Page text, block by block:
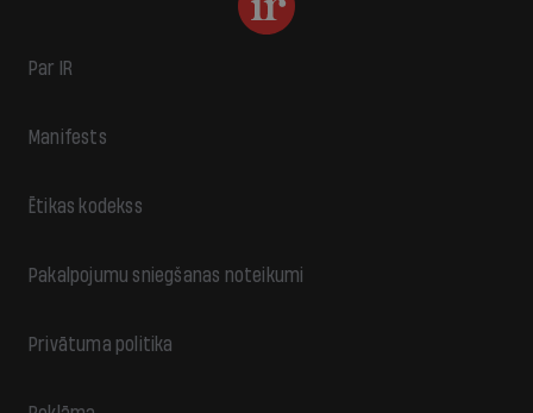
Par IR
Manifests
Ētikas kodekss
Pakalpojumu sniegšanas noteikumi
Privātuma politika